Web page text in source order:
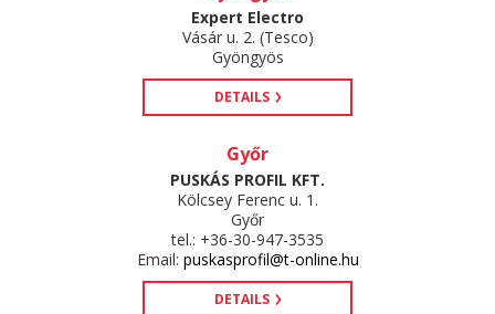
Expert Electro
Vásár u. 2. (Tesco)
Gyöngyös
DETAILS
Győr
PUSKÁS PROFIL KFT.
Kölcsey Ferenc u. 1.
Győr
tel.: +36-30-947-3535
Email: puskasprofil@t-online.hu
DETAILS